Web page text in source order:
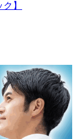
】